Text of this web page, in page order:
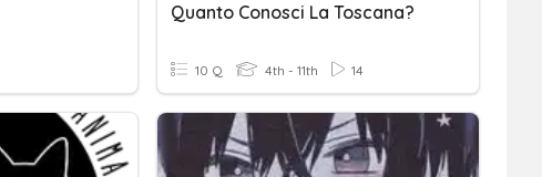
Quanto Conosci La Toscana?
10 Q 4th - 11th 14